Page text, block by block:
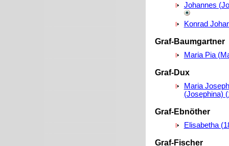
Johannes
Konrad
Graf-Baumgartner
Maria Pia
Graf-Dux
Maria
(Josephina)
Graf-Ebnöther
Elisabetha
Graf-Fischer